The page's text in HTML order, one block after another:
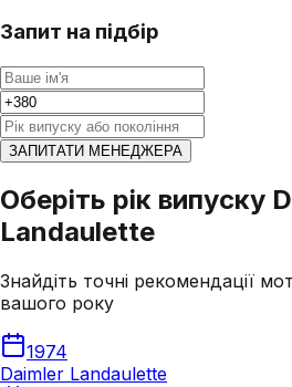
Запит на підбір
ЗАПИТАТИ МЕНЕДЖЕРА
Оберіть рік випуску
Landaulette
Знайдіть точні рекомендації
вашого року
1974
Daimler Landaulette